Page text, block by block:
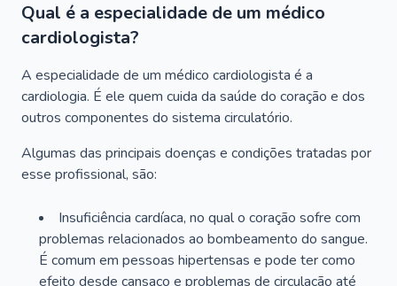
Qual é a especialidade de um médico
cardiologista?
A especialidade de um médico cardiologista é a
cardiologia. É ele quem cuida da saúde do coração e dos
outros componentes do sistema circulatório.
Algumas das principais doenças e condições tratadas por
esse profissional, são:
Insuficiência cardíaca, no qual o coração sofre com
problemas relacionados ao bombeamento do sangue.
É comum em pessoas hipertensas e pode ter como
efeito desde cansaço e problemas de circulação até